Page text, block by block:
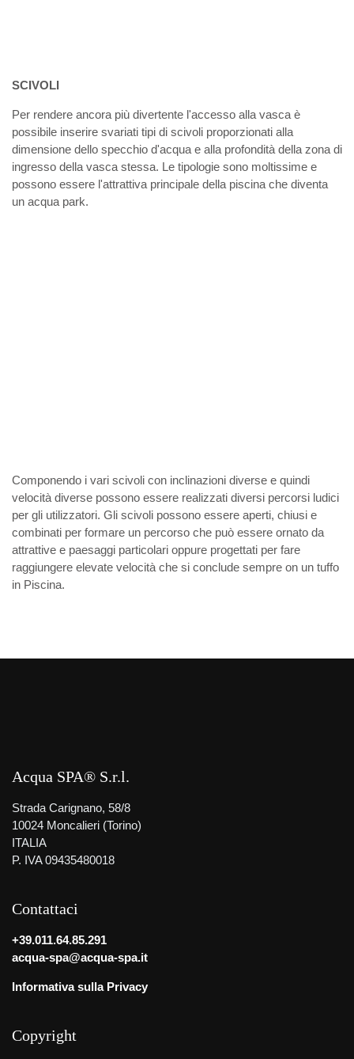
SCIVOLI
Per rendere ancora più divertente l'accesso alla vasca è
possibile inserire svariati tipi di scivoli proporzionati alla
dimensione dello specchio d'acqua e alla profondità della zona di
ingresso della vasca stessa. Le tipologie sono moltissime e
possono essere l'attrattiva principale della piscina che diventa
un acqua park.
Componendo i vari scivoli con inclinazioni diverse e quindi
velocità diverse possono essere realizzati diversi percorsi ludici
per gli utilizzatori. Gli scivoli possono essere aperti, chiusi e
combinati per formare un percorso che può essere ornato da
attrattive e paesaggi particolari oppure progettati per fare
raggiungere elevate velocità che si conclude sempre on un tuffo
in Piscina.
Acqua SPA® S.r.l.
Strada Carignano, 58/8
10024 Moncalieri (Torino)
ITALIA
P. IVA 09435480018
Contattaci
+39.011.64.85.291
acqua-spa@acqua-spa.it
Informativa sulla Privacy
Copyright